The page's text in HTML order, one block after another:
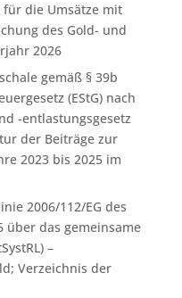
für die Umsätze mit
des Gold- und
2026
gemäß § 39b
(EStG) nach
-entlastungsgesetz
der Beiträge zur
2023 bis 2025 im
2006/112/EG des
über das gemeinsame
–
Verzeichnis der